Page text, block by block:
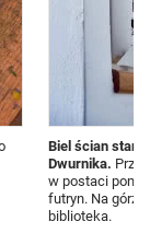
Biel ścian
Dwurnika.
w postaci
futryn. Na
biblioteka.